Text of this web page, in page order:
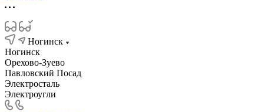
Ногинск
Ногинск
Орехово-Зуево
Павловский Посад
Электросталь
Электроугли